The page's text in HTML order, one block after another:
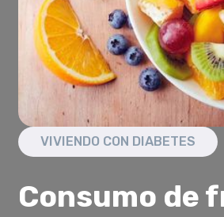
VIVIENDO CON DIABETES
Consumo de